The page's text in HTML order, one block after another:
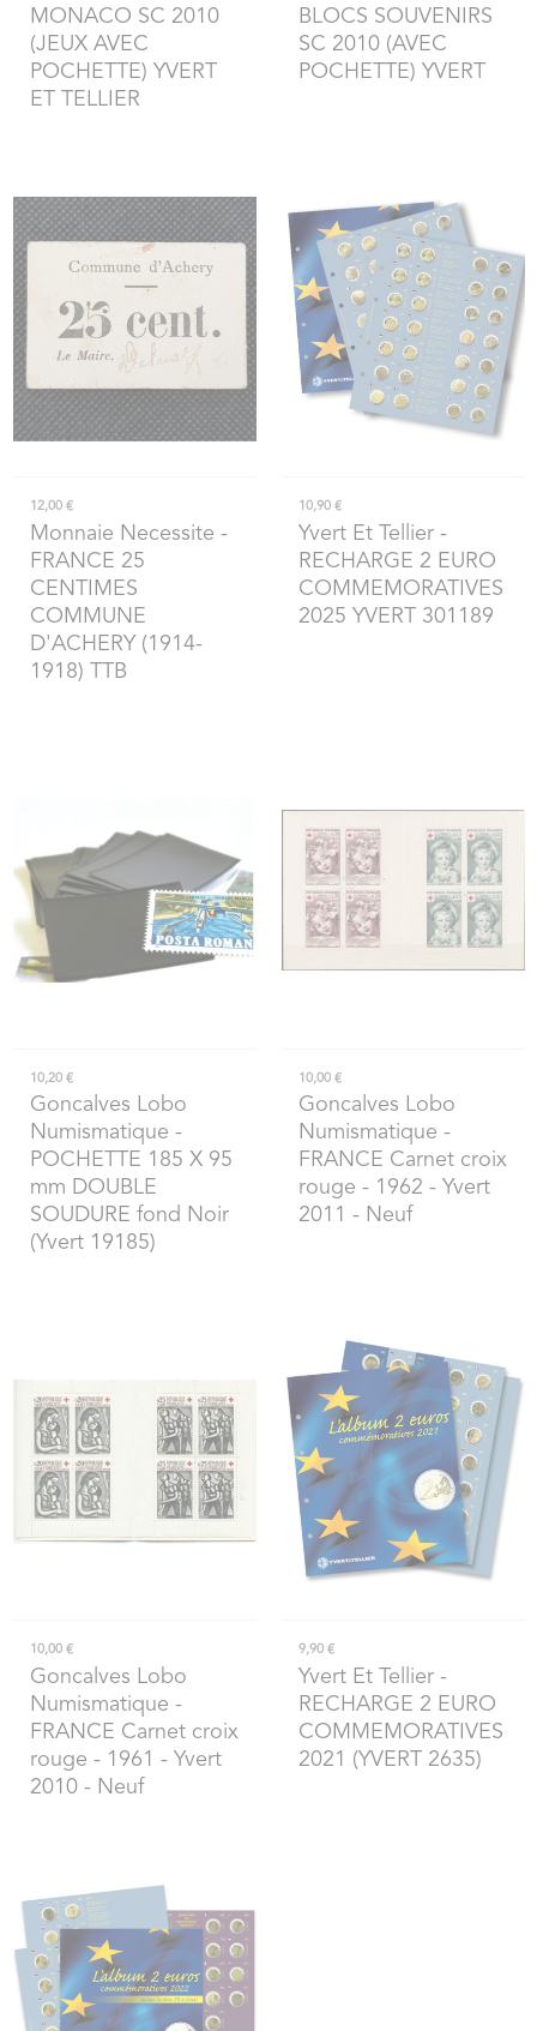
MONACO SC 2010
(JEUX AVEC
POCHETTE) YVERT
ET TELLIER
BLOCS SOUVENIRS
SC 2010 (AVEC
POCHETTE) YVERT
12,00 €
Monnaie Necessite -
FRANCE 25
CENTIMES
COMMUNE
D'ACHERY (1914-
1918) TTB
10,90 €
Yvert Et Tellier-
RECHARGE 2 EURO
COMMEMORATIVES
2025 YVERT 301189
10,20 €
Goncalves Lobo
Numismatique -
POCHETTE 185 X 95
mm DOUBLE
SOUDURE fond Noir
(Yvert 19185)
10,00 €
Goncalves Lobo
Numismatique -
FRANCE Carnet croix
rouge - 1962 - Yvert
2011 - Neuf
10,00 €
Goncalves Lobo
Numismatique -
FRANCE Carnet croix
rouge - 1961 - Yvert
2010 - Neuf
9,90 €
Yvert Et Tellier-
RECHARGE 2 EURO
COMMEMORATIVES
2021 (YVERT 2635)